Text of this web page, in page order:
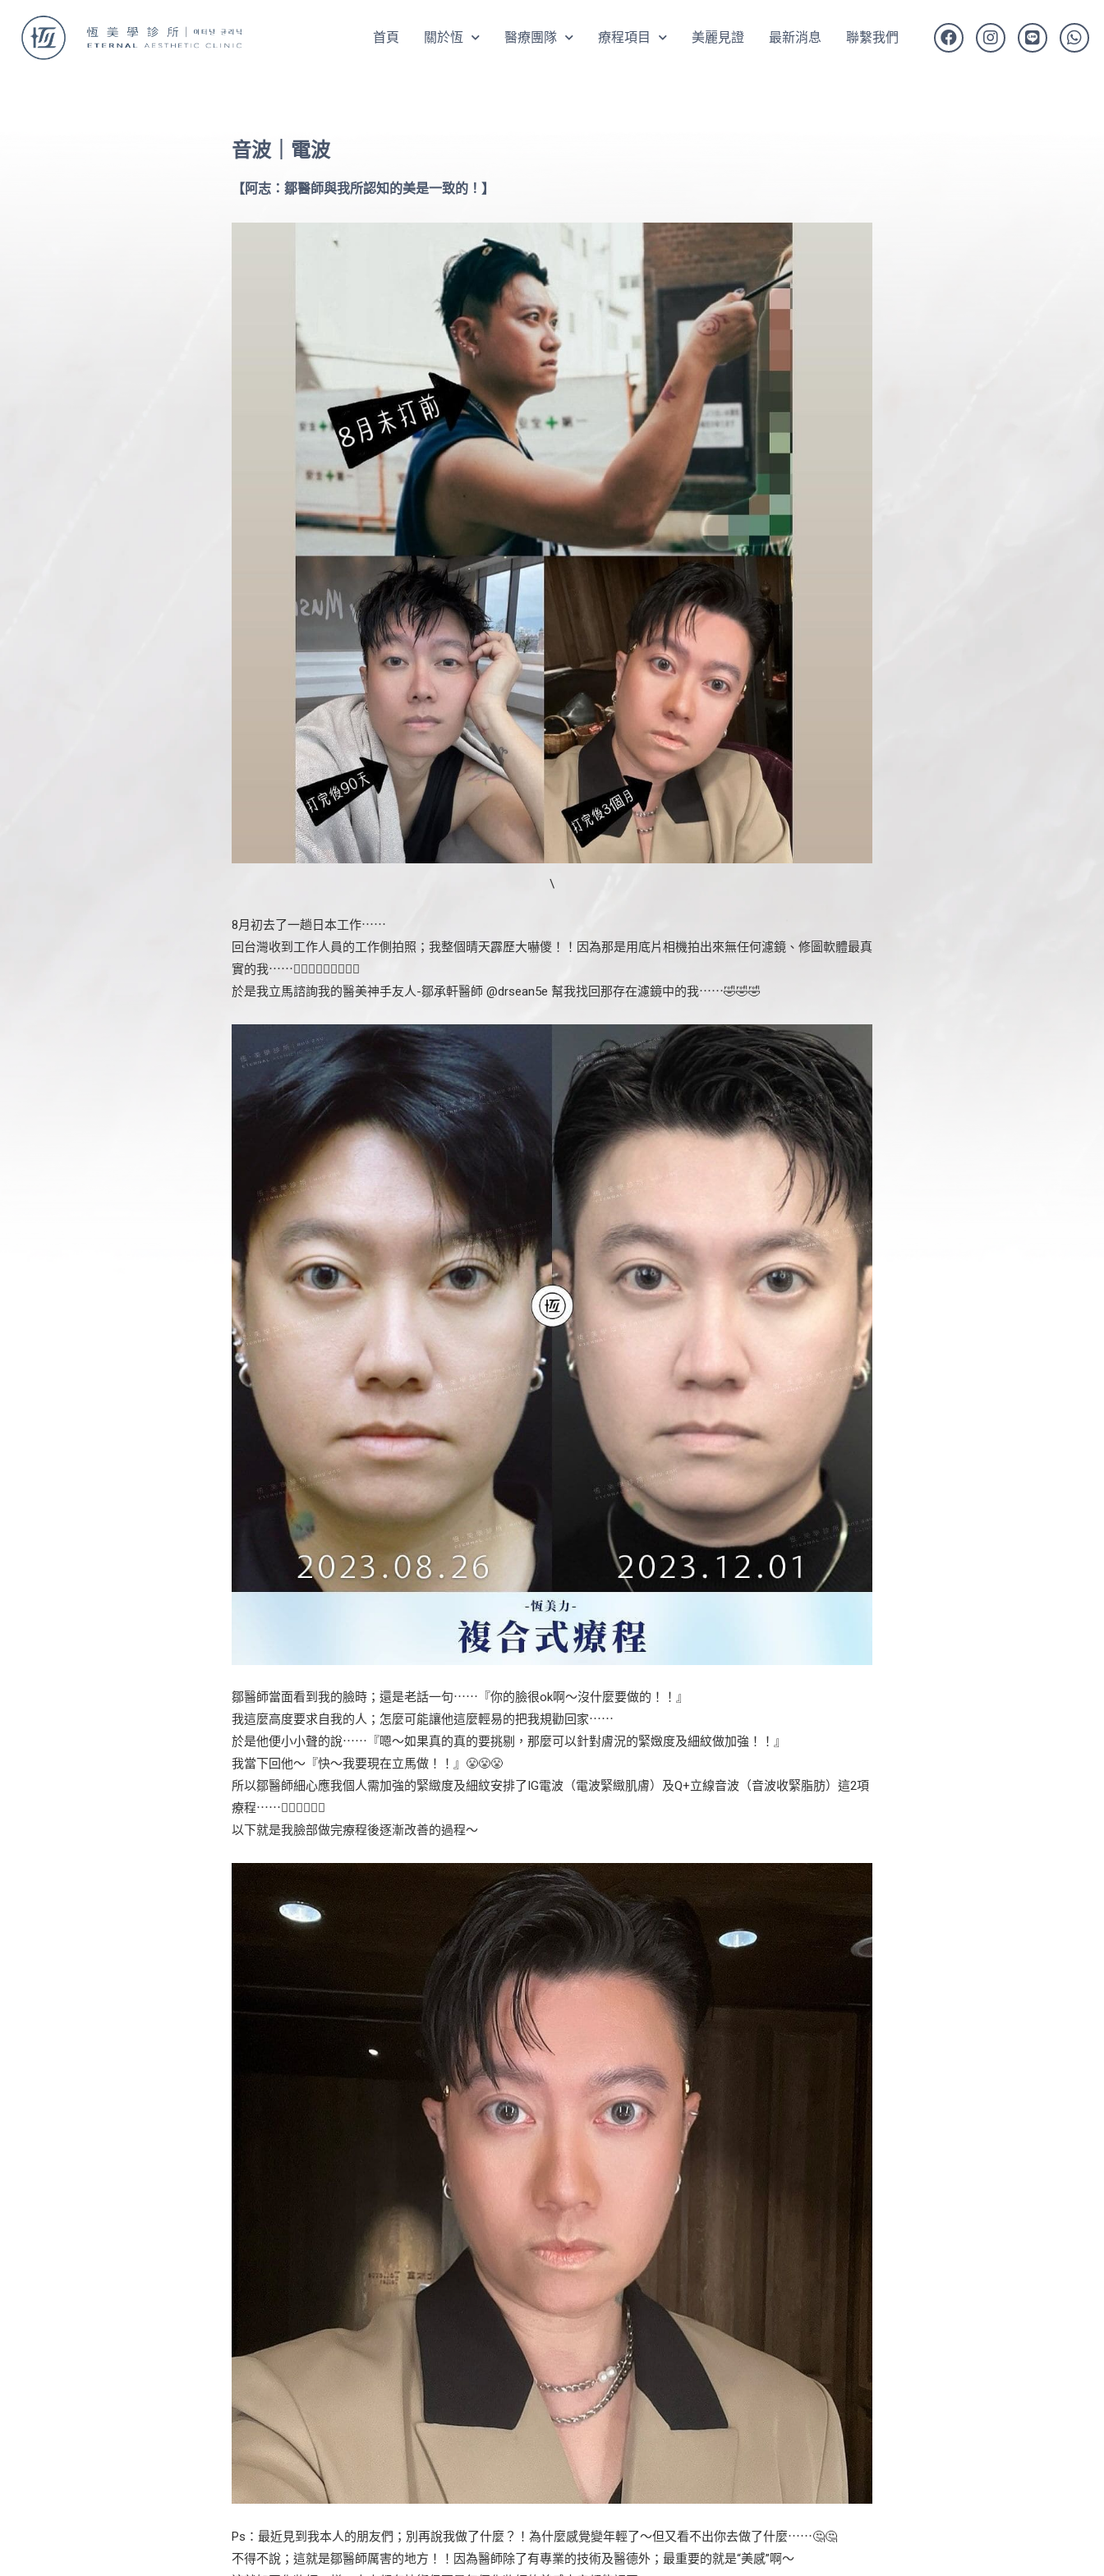
首頁 關於恆 醫療團隊 療程項目 美麗見證 最新消息 聯繫我們
音波｜電波
【阿志：鄒醫師與我所認知的美是一致的！】
\
8月初去了一趟日本工作⋯⋯
回台灣收到工作人員的工作側拍照；我整個晴天霹歷大嚇儍！！因為那是用底片相機拍出來無任何濾鏡、修圖軟體最真
實的我⋯⋯🤦🏻‍♂️🤦🏻‍♂️🤦🏻‍♂️
於是我立馬諮詢我的醫美神手友人-鄒承軒醫師 @drsean5e 幫我找回那存在濾鏡中的我⋯⋯🤣🤣🤣
鄒醫師當面看到我的臉時；還是老話一句⋯⋯『你的臉很ok啊～沒什麼要做的！！』
我這麼高度要求自我的人；怎麼可能讓他這麼輕易的把我規勸回家⋯⋯
於是他便小小聲的說⋯⋯『嗯～如果真的真的要挑剔，那麼可以針對膚況的緊𡟹度及細紋做加強！！』
我當下回他～『快～我要現在立馬做！！』😤😤😤
所以鄒醫師細心應我個人需加強的緊緻度及細紋安排了IG電波（電波緊緻肌膚）及Q+立線音波（音波收緊脂肪）這2項
療程⋯⋯✌🏻✌🏻✌🏻
以下就是我臉部做完療程後逐漸改善的過程～
Ps：最近見到我本人的朋友們；別再說我做了什麼？！為什麼感覺變年輕了～但又看不出你去做了什麼⋯⋯🤔🤔
不得不說；這就是鄒醫師厲害的地方！！因為醫師除了有專業的技術及醫德外；最重要的就是“美感”啊～